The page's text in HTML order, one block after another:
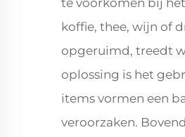
te voorkomen bij
koffie, thee, wijn of
opgeruimd, treedt
oplossing is het
items vormen een
veroorzaken.